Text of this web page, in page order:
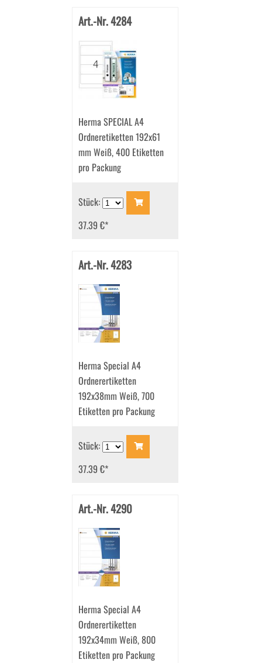
Art.-Nr. 4284
Herma SPECIAL A4
Ordneretiketten 192x61
mm Weiß, 400 Etiketten
pro Packung
Stück:
37.39 €*
Art.-Nr. 4283
Herma Special A4
Ordnerertiketten
192x38mm Weiß, 700
Etiketten pro Packung
Stück:
37.39 €*
Art.-Nr. 4290
Herma Special A4
Ordnerertiketten
192x34mm Weiß, 800
Etiketten pro Packung